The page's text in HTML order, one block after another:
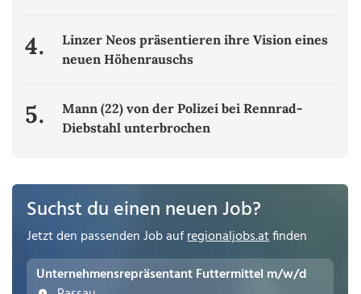
4.
Linzer Neos präsentieren ihre Vision eines
neuen Höhenrauschs
5.
Mann (22) von der Polizei bei Rennrad-
Diebstahl unterbrochen
Suchst du einen neuen Job?
Jetzt den passenden Job aufregionaljobs.atfinden
Unternehmensrepräsentant Futtermittel m/w/d